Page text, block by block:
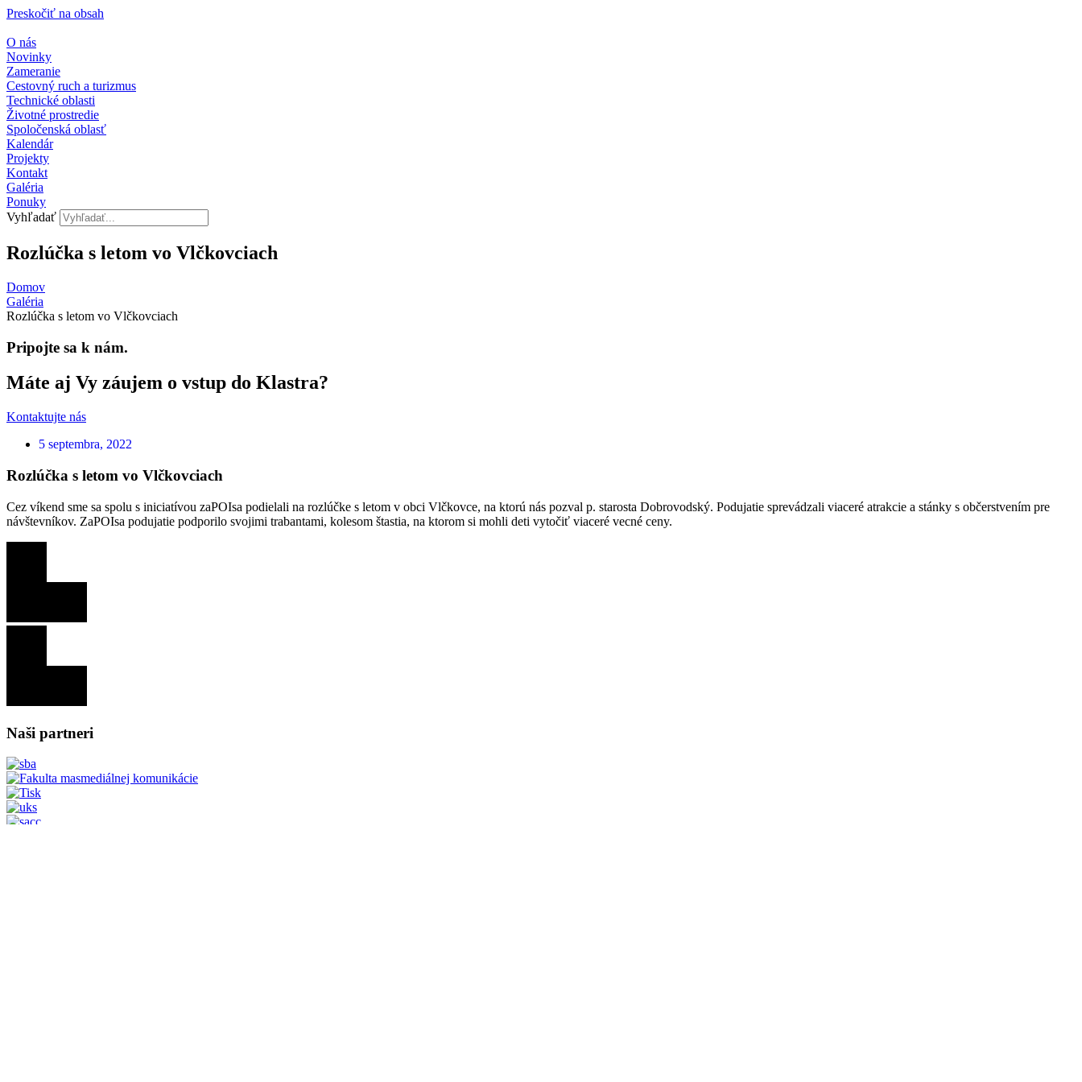
Preskočiť na obsah
O nás
Novinky
Zameranie
Cestovný ruch a turizmus
Technické oblasti
Životné prostredie
Spoločenská oblasť
Kalendár
Projekty
Kontakt
Galéria
Ponuky
Vyhľadať
Rozlúčka s letom vo Vlčkovciach
Domov
Galéria
Rozlúčka s letom vo Vlčkovciach
Pripojte sa k nám.
Máte aj Vy záujem o vstup do Klastra?
Kontaktujte nás
5 septembra, 2022
Rozlúčka s letom vo Vlčkovciach
Cez víkend sme sa spolu s iniciatívou zaPOIsa podielali na rozlúčke s letom v obci Vlčkovce, na ktorú nás pozval p. starosta Dobrovodský. Podujatie sprevádzali viaceré atrakcie a stánky s občerstvením pre
návštevníkov. ZaPOIsa podujatie podporilo svojimi trabantami, kolesom štastia, na ktorom si mohli deti vytočiť viaceré vecné ceny.
Naši partneri